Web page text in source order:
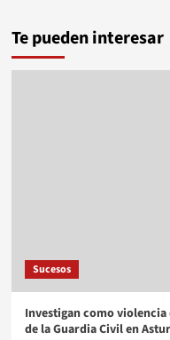
Te pueden interesar
Sucesos
Investigan como violencia
de la Guardia Civil en